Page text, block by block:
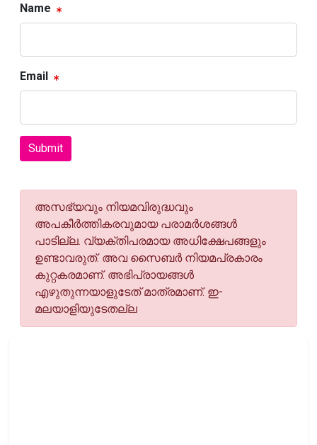
Name
Email
Submit
അസഭ്യവും നിയമവിരുദ്ധവും
അപകീര്‍ത്തികരവുമായ പരാമര്‍ശങ്ങള്‍
പാടില്ല. വ്യക്തിപരമായ അധിക്ഷേപങ്ങളും
ഉണ്ടാവരുത്. അവ സൈബര്‍ നിയമപ്രകാരം
കുറ്റകരമാണ്. അഭിപ്രായങ്ങള്‍
എഴുതുന്നയാളുടേത് മാത്രമാണ്. ഇ-
മലയാളിയുടേതല്ല